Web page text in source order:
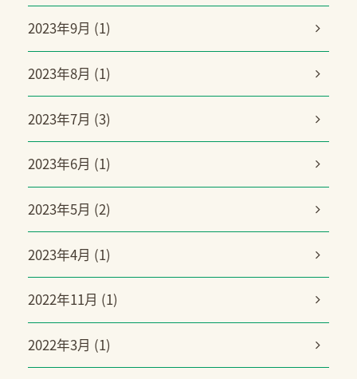
2023年9月 (1)
2023年8月 (1)
2023年7月 (3)
2023年6月 (1)
2023年5月 (2)
2023年4月 (1)
2022年11月 (1)
2022年3月 (1)